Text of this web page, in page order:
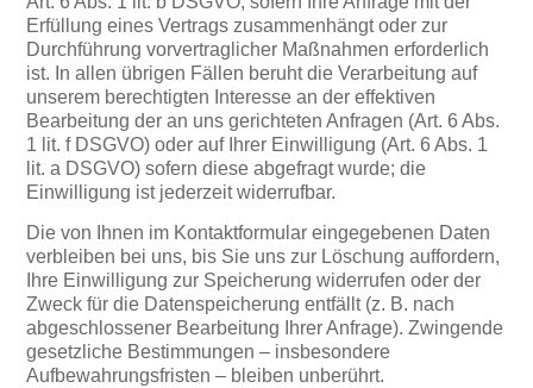
Erfüllung eines Vertrags zusammenhängt oder zur
Durchführung vorvertraglicher Maßnahmen erforderlich
ist. In allen übrigen Fällen beruht die Verarbeitung auf
unserem berechtigten Interesse an der effektiven
Bearbeitung der an uns gerichteten Anfragen (Art. 6 Abs.
1 lit. f DSGVO) oder auf Ihrer Einwilligung (Art. 6 Abs. 1
lit. a DSGVO) sofern diese abgefragt wurde; die
Einwilligung ist jederzeit widerrufbar.
Die von Ihnen im Kontaktformular eingegebenen Daten
verbleiben bei uns, bis Sie uns zur Löschung auffordern,
Ihre Einwilligung zur Speicherung widerrufen oder der
Zweck für die Datenspeicherung entfällt (z. B. nach
abgeschlossener Bearbeitung Ihrer Anfrage). Zwingende
gesetzliche Bestimmungen – insbesondere
Aufbewahrungsfristen – bleiben unberührt.